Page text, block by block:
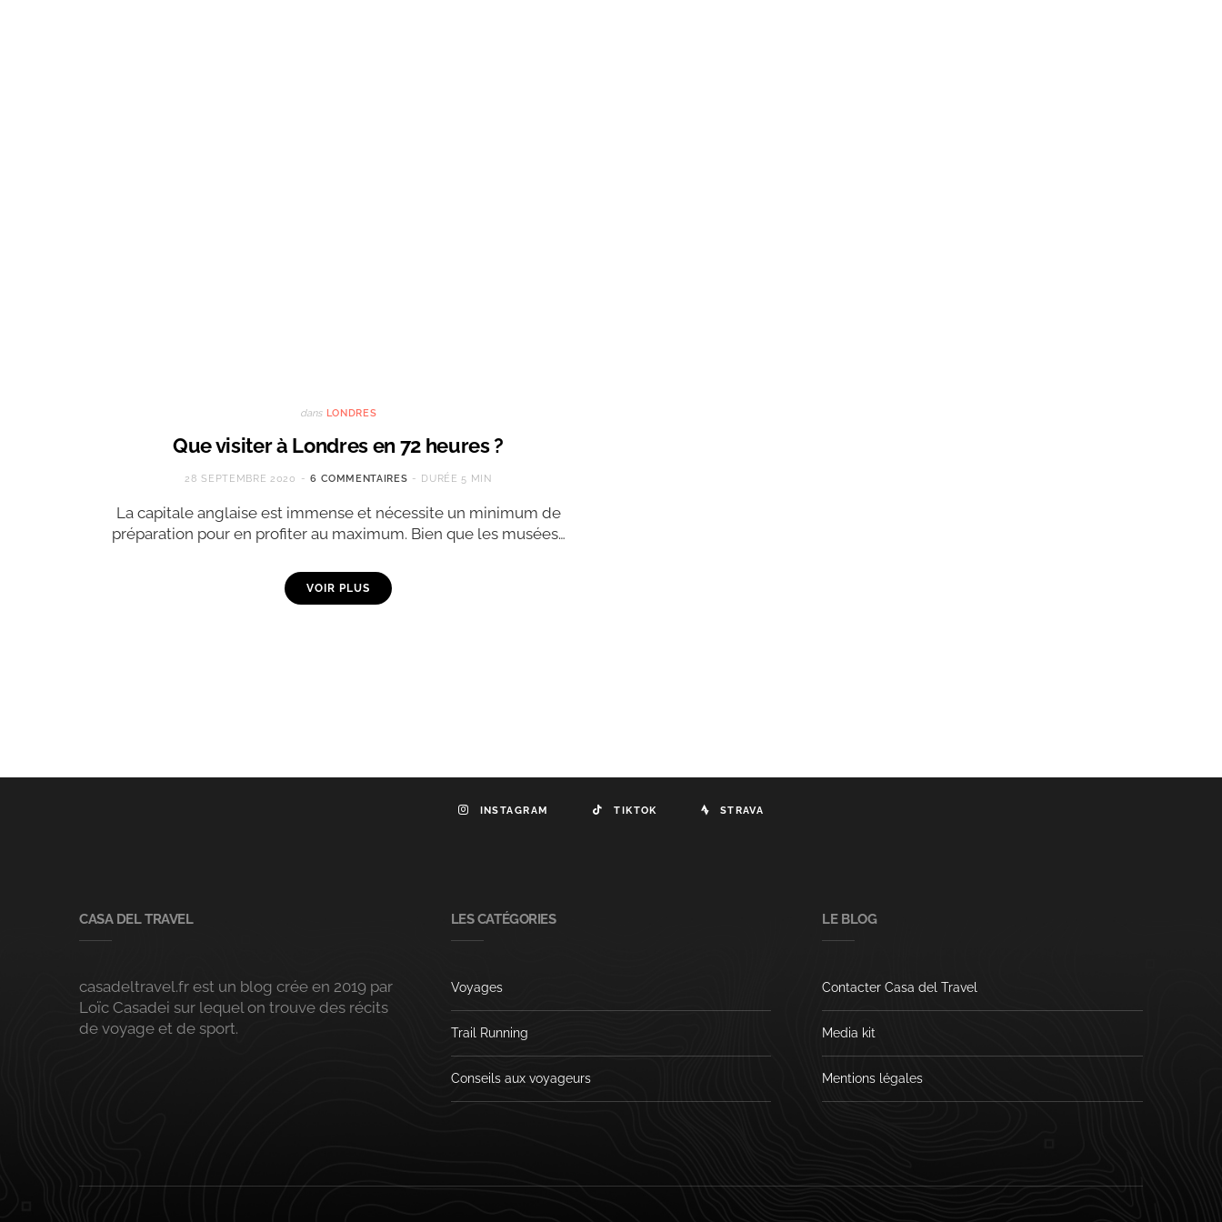
dans LONDRES
Que visiter à Londres en 72 heures ?
28 SEPTEMBRE 2020 6 COMMENTAIRES DURÉE 5 MIN
La capitale anglaise est immense et nécessite un minimum de
préparation pour en profiter au maximum. Bien que les musées…
VOIR PLUS
INSTAGRAM TIKTOK STRAVA
CASA DEL TRAVEL
casadeltravel.fr est un blog crée en 2019 par
Loïc Casadei sur lequel on trouve des récits
de voyage et de sport.
LES CATÉGORIES
Voyages
Trail Running
Conseils aux voyageurs
LE BLOG
Contacter Casa del Travel
Media kit
Mentions légales